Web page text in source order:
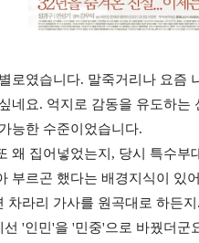
로였습니다. 말죽거리나 요즘
네요. 억지로 감동을 유도하는
능한 수준이었습니다.
왜 집어넣었는지, 당시 특수부
부르곤 했다는 배경지식이 있
차라리 가사를 원곡대로 하든지
선 '인민'을 '민중'으로 바꿨더군